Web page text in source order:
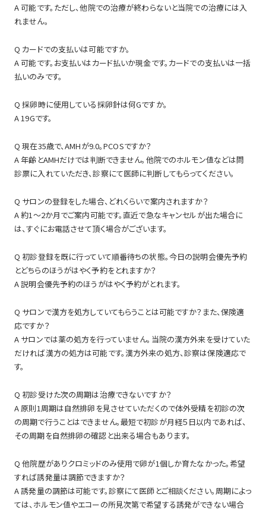
A 可能です。ただし、他院での治療が終わらないと当院での治療には入
れません。
Q カードでの支払いは可能ですか。
A 可能です。お支払いはカード払いか現金です。カードでの支払いは一括
払いのみです。
Q 採卵時に使用している採卵針は何Gですか。
A 19Gです。
Q 現在35歳で、AMHが9.0。PCOSですか？
A 年齢とAMHだけでは判断できません。他院でのホルモン値などは問
診票に入れていただき、診察にて医師に判断してもらってください。
Q サロンの登録をした場合、どれくらいで案内されますか？
A 約1～2か月でご案内可能です。直近で急なキャンセルが出た場合に
は、すぐにお電話させて頂く場合がございます。
Q 初診登録を既に行っていて順番待ちの状態。今日の説明会優先予約
とどちらのほうがはやく予約をとれますか？
A 説明会優先予約のほうがはやく予約がとれます。
Q サロンで漢方を処方していてもらうことは可能ですか？また、保険適
応ですか？
A サロンでは薬の処方を行っていません。当院の漢方外来を受けていた
だければ漢方の処方は可能です。漢方外来の処方、診察は保険適応で
す。
Q 初診受けた次の周期は治療できないですか？
A 原則1周期は自然排卵を見させていただくので体外受精を初診の次
の周期で行うことはできません。最短で初診が月経５日以内であれば、
その周期を自然排卵の確認と出来る場合もあります。
Q 他院歴がありクロミッドのみ使用で卵が1個しか育たなかった。希望
すれば誘発量は調節できますか？
A 誘発量の調節は可能です。診察にて医師とご相談ください。周期によっ
ては、ホルモン値やエコーの所見次第で希望する誘発ができない場合